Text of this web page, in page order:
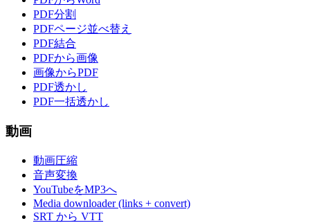
PDF分割
PDFページ並べ替え
PDF結合
PDFから画像
画像からPDF
PDF透かし
PDF一括透かし
動画
動画圧縮
音声変換
YouTubeをMP3へ
Media downloader (links + convert)
SRT から VTT